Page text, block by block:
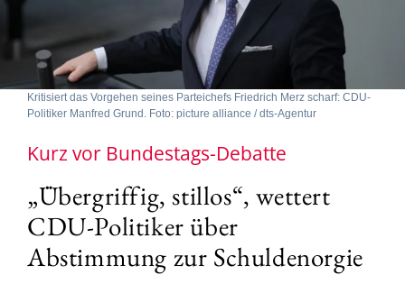
Kritisiert das Vorgehen seines Parteichefs Friedrich Merz scharf: CDU-
Politiker Manfred Grund. Foto: picture alliance / dts-Agentur
Kurz vor Bundestags-Debatte
„Übergriffig, stillos“, wettert
CDU-Politiker über
Abstimmung zur Schuldenorgie